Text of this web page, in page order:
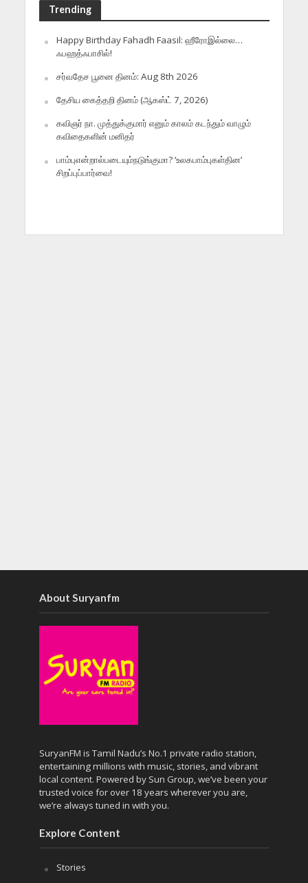
Trending
Happy Birthday Fahadh Faasil: ஹீரோஇல்லை…
ஃபஹத்ஃபாசில்!
சர்வதேச பூனை தினம்: Aug 8th 2026
தேசிய கைத்தறி தினம் (ஆகஸ்ட் 7, 2026)
கவிஞர் நா. முத்துக்குமார் எனும் காலம் கடந்தும் வாழும்
கவிதைகளின் மனிதர்
பாம்புஎன்றால்படையும்நடுங்குமா? ‘உலகபாம்புகள்தின’
சிறப்புப்பார்வை!
About Suryanfm
SuryanFM is Tamil Nadu’s No.1 private radio station,
entertaining millions with music, stories, and vibrant
local content. Powered by Sun Group, we’ve been your
trusted voice for over 18 years wherever you are,
we’re always tuned in with you.
Explore Content
Stories